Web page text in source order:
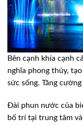
Bên cạnh khía cạnh
nghĩa phong thủy,
sức sống. Tăng
Đài phun nước của
bố trí tại trung tâm